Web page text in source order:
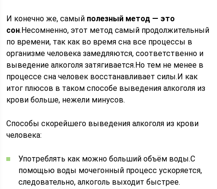
И конечно же, самый полезный метод — это
сон.Несомненно, этот метод самый продолжительный
по времени, так как во время сна все процессы в
организме человека замедляются, соответственно и
выведение алкоголя затягивается.Но тем не менее в
процессе сна человек восстанавливает силы.И как
итог плюсов в таком способе выведения алкоголя из
крови больше, нежели минусов.
Способы скорейшего выведения алкоголя из крови
человека:
Употреблять как можно больший объём воды.С
помощью воды мочегонный процесс ускоряется,
следовательно, алкоголь выходит быстрее.